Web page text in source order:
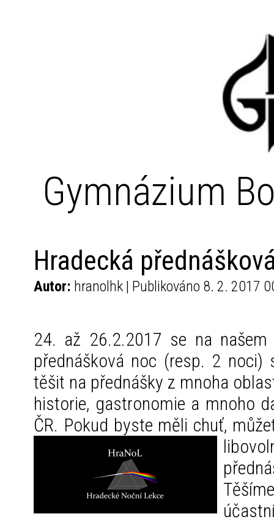
Gymnázium
Hradecká
Autor: hranolhk | Publikováno 8. 2. 2017
24. až 26.2.2017 se na
přednášková noc (resp. 2 noci)
těšit na přednášky z mnoha
historie, gastronomie a mnoho
ČR. Pokud byste měli chuť,